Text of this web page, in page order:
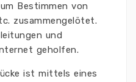
Bestimmen von
zusammengelötet.
und
geholfen.
ist mittels eines